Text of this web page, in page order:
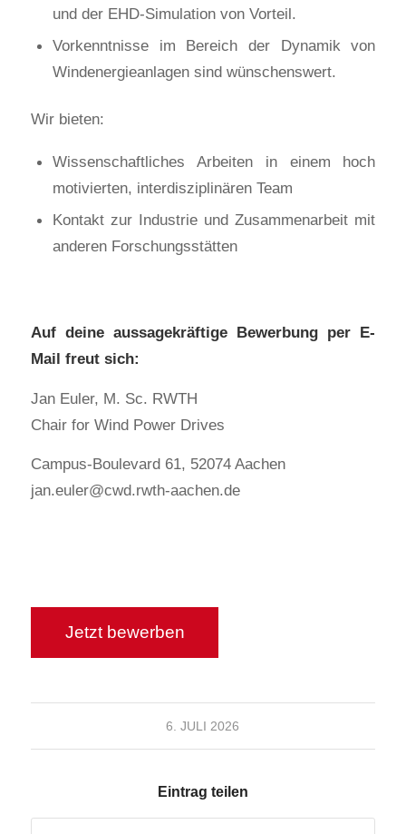
und der EHD-Simulation von Vorteil.
Vorkenntnisse im Bereich der Dynamik von
Windenergieanlagen sind wünschenswert.
Wir bieten:
Wissenschaftliches Arbeiten in einem hoch
motivierten, interdisziplinären Team
Kontakt zur Industrie und Zusammenarbeit mit
anderen Forschungsstätten
Auf deine aussagekräftige Bewerbung per E-
Mail freut sich:
Jan Euler, M. Sc. RWTH
Chair for Wind Power Drives
Campus-Boulevard 61, 52074 Aachen
jan.euler@cwd.rwth-aachen.de
6. JULI 2026
Eintrag teilen